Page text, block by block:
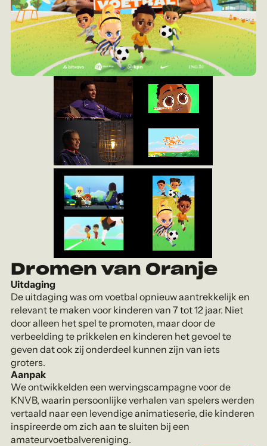
Dromen van Oranje
Uitdaging
De uitdaging was om voetbal opnieuw aantrekkelijk en
relevant te maken voor kinderen van 7 tot 12 jaar. Niet
door alleen het spel te promoten, maar door de
verbeelding te prikkelen en kinderen het gevoel te
geven dat ook zij onderdeel kunnen zijn van iets
groters.
Aanpak
We ontwikkelden een wervingscampagne voor de
KNVB, waarin persoonlijke verhalen van spelers werden
vertaald naar een levendige animatieserie, die kinderen
inspireerde om zich aan te sluiten bij een
amateurvoetbalvereniging.